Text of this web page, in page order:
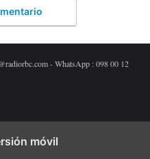
- WhatsApp : 098 00 12
móvil